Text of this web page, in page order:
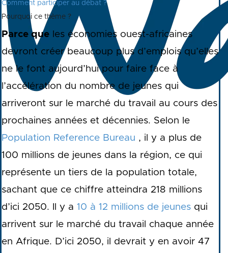
Comment participer au débat ?
Pourquoi ce thème ?
Parce que les économies ouest-africaines
devront créer beaucoup plus d’emplois qu’elles
ne le font aujourd’hui pour faire face à
l’accélération du nombre de jeunes qui
arriveront sur le marché du travail au cours des
prochaines années et décennies. Selon le
Population Reference Bureau , il y a plus de
100 millions de jeunes dans la région, ce qui
représente un tiers de la population totale,
sachant que ce chiffre atteindra 218 millions
d’ici 2050. Il y a 10 à 12 millions de jeunes qui
arrivent sur le marché du travail chaque année
en Afrique. D’ici 2050, il devrait y en avoir 47